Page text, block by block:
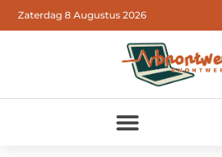
Zaterdag 8 Augustus 2026